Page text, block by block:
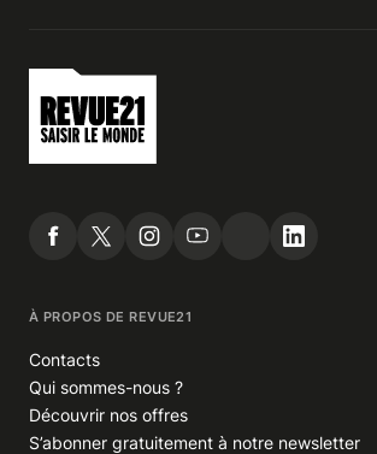
À PROPOS DE REVUE21
Contacts
Qui sommes-nous ?
Découvrir nos offres
S’abonner gratuitement à notre newsletter